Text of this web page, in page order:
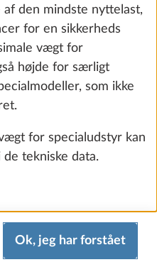
2,2 kg
4.255 kr.
den mindste nyttelast,
for en sikkerheds
vægt for
højde for særligt
som ikke
for specialudstyr kan
tekniske data.
Ok, jeg har forstået